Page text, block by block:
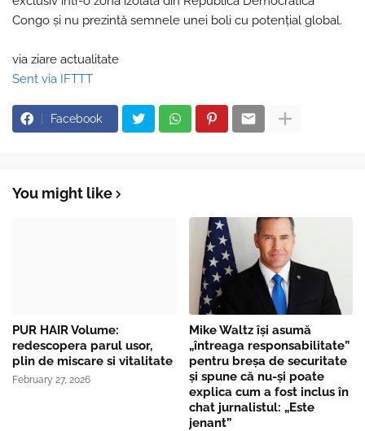
Congo și nu prezintă semnele unei boli cu potențial global.
via ziare actualitate
Sent via IFTTT
Facebook
You might like
PUR HAIR Volume:
redescopera parul usor,
plin de miscare si vitalitate
February 27, 2026
Mike Waltz îşi asumă
„întreaga responsabilitate”
pentru breşa de securitate
și spune că nu-și poate
explica cum a fost inclus în
chat jurnalistul: „Este
jenant”